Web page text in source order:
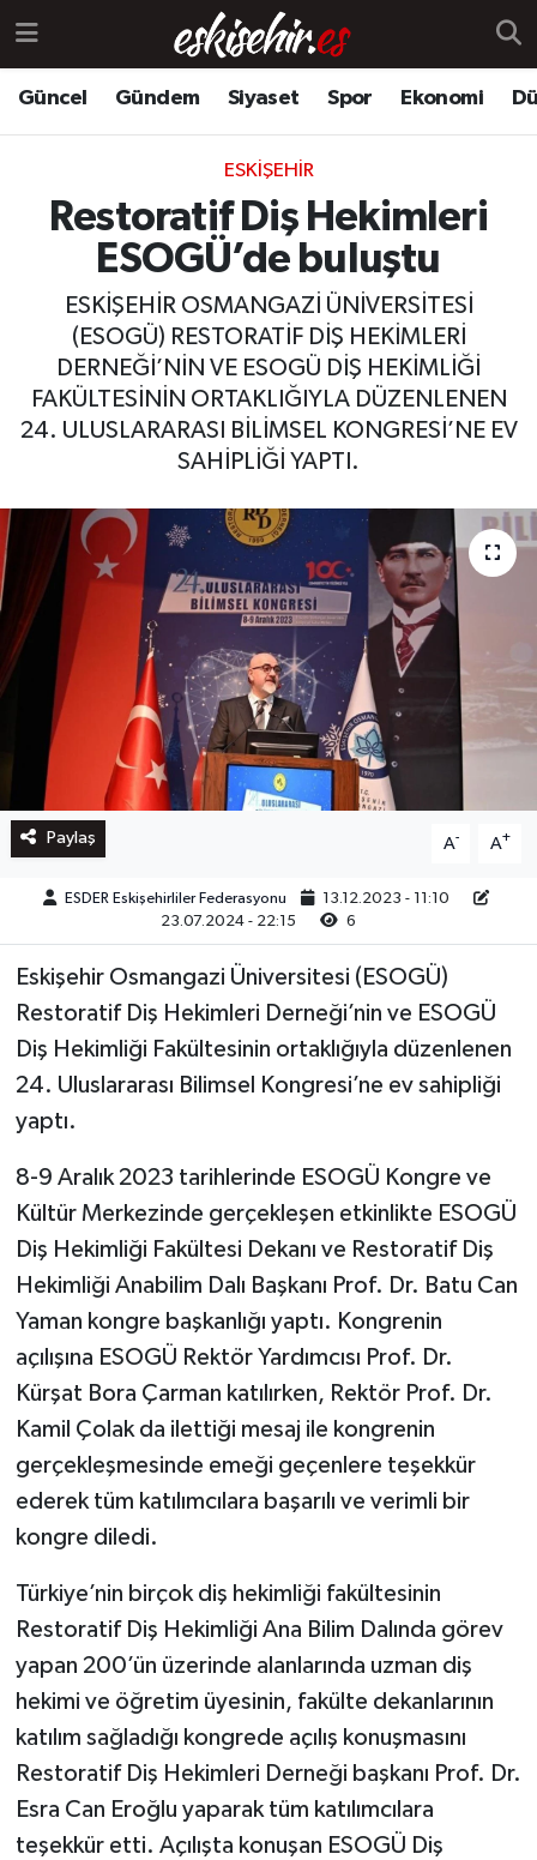
Güncel Gündem Siyaset Spor Ekonomi
ESKIŞEHIR
Restoratif Diş Hekimleri
ESOGÜ’de buluştu
ESKİŞEHİR OSMANGAZİ ÜNİVERSİTESİ
(ESOGÜ) RESTORATİF DİŞ HEKİMLERİ
DERNEĞİ’NİN VE ESOGÜ DİŞ HEKİMLİĞİ
FAKÜLTESİNİN ORTAKLIĞIYLA DÜZENLENEN
24. ULUSLARARASI BİLİMSEL KONGRESİ’NE EV
SAHİPLİĞİ YAPTI.
Paylaş A- A+
ESDER Eskişehirliler Federasyonu
13.12.2023 - 11:10
23.07.2024 - 22:15
6
Eskişehir Osmangazi Üniversitesi (ESOGÜ)
Restoratif Diş Hekimleri Derneği’nin ve ESOGÜ
Diş Hekimliği Fakültesinin ortaklığıyla düzenlenen
24. Uluslararası Bilimsel Kongresi’ne ev sahipliği
yaptı.
8-9 Aralık 2023 tarihlerinde ESOGÜ Kongre ve
Kültür Merkezinde gerçekleşen etkinlikte ESOGÜ
Diş Hekimliği Fakültesi Dekanı ve Restoratif Diş
Hekimliği Anabilim Dalı Başkanı Prof. Dr. Batu Can
Yaman kongre başkanlığı yaptı. Kongrenin
açılışına ESOGÜ Rektör Yardımcısı Prof. Dr.
Kürşat Bora Çarman katılırken, Rektör Prof. Dr.
Kamil Çolak da ilettiği mesaj ile kongrenin
gerçekleşmesinde emeği geçenlere teşekkür
ederek tüm katılımcılara başarılı ve verimli bir
kongre diledi.
Türkiye’nin birçok diş hekimliği fakültesinin
Restoratif Diş Hekimliği Ana Bilim Dalında görev
yapan 200’ün üzerinde alanlarında uzman diş
hekimi ve öğretim üyesinin, fakülte dekanlarının
katılım sağladığı kongrede açılış konuşmasını
Restoratif Diş Hekimleri Derneği başkanı Prof. Dr.
Esra Can Eroğlu yaparak tüm katılımcılara
teşekkür etti. Açılışta konuşan ESOGÜ Diş